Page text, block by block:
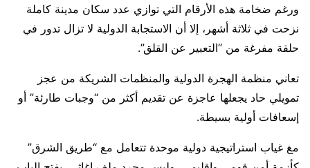
ورغم ضخامة هذه الأرقام التي توازي عدد سكان مدينة كاملة
نزحت في ثلاثة أشهر، إلا أن الاستجابة الدولية لا تزال تدور في
حلقة مفرغة من “التعبير عن القلق”.
تعاني منظمة الهجرة الدولية والمنظمات الشريكة من عجز
تمويلي حاد يجعلها عاجزة عن تقديم أكثر من “وجبات طارئة” أو
إسعافات أولية بسيطة.
مغ غياب استراتيجية دولية موحدة تتعامل مع “طريق الشرق”